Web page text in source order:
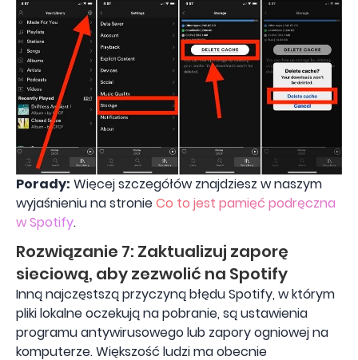
Porady: Więcej szczegółów znajdziesz w naszym
wyjaśnieniu na stronieCo to jest pamięć podręczna
w Spotify.
Rozwiązanie 7: Zaktualizuj zaporę
sieciową, aby zezwolić na Spotify
Inną najczęstszą przyczyną błędu Spotify, w którym
pliki lokalne oczekują na pobranie, są ustawienia
programu antywirusowego lub zapory ogniowej na
komputerze. Większość ludzi ma obecnie